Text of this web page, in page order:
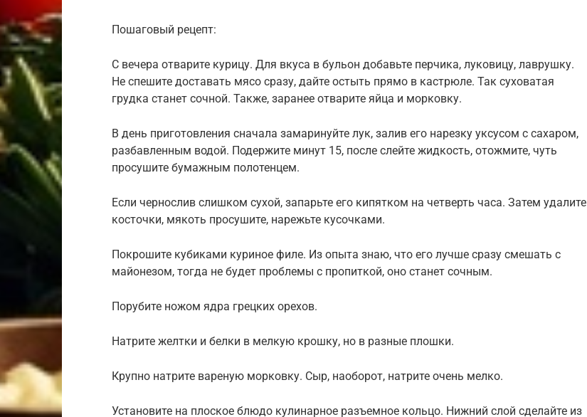
Пошаговый рецепт:
С вечера отварите курицу. Для вкуса в бульон добавьте перчика, луковицу, лаврушку.
Не спешите доставать мясо сразу, дайте остыть прямо в кастрюле. Так суховатая
грудка станет сочной. Также, заранее отварите яйца и морковку.
В день приготовления сначала замаринуйте лук, залив его нарезку уксусом с сахаром,
разбавленным водой. Подержите минут 15, после слейте жидкость, отожмите, чуть
просушите бумажным полотенцем.
Если чернослив слишком сухой, запарьте его кипятком на четверть часа. Затем удалите
косточки, мякоть просушите, нарежьте кусочками.
Покрошите кубиками куриное филе. Из опыта знаю, что его лучше сразу смешать с
майонезом, тогда не будет проблемы с пропиткой, оно станет сочным.
Порубите ножом ядра грецких орехов.
Натрите желтки и белки в мелкую крошку, но в разные плошки.
Крупно натрите вареную морковку. Сыр, наоборот, натрите очень мелко.
Установите на плоское блюдо кулинарное разъемное кольцо. Нижний слой сделайте из